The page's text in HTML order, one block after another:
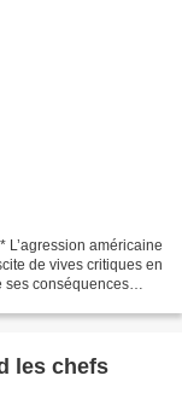
L’agression américaine
de vives critiques en
ses conséquences
les chefs